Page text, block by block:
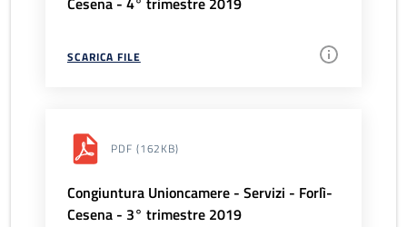
SCARICA FILE
PDF (162KB)
Congiuntura Unioncamere - Servizi - Forlì-
Cesena - 3° trimestre 2019